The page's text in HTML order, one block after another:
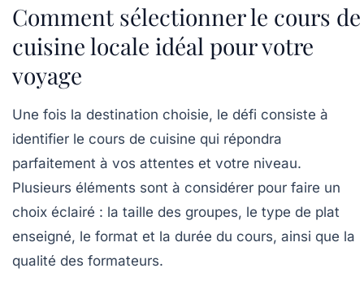
Comment sélectionner le cours de
cuisine locale idéal pour votre
voyage
Une fois la destination choisie, le défi consiste à
identifier le cours de cuisine qui répondra
parfaitement à vos attentes et votre niveau.
Plusieurs éléments sont à considérer pour faire un
choix éclairé : la taille des groupes, le type de plat
enseigné, le format et la durée du cours, ainsi que la
qualité des formateurs.